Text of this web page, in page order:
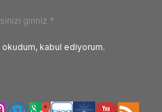
okudum, kabul ediyorum.